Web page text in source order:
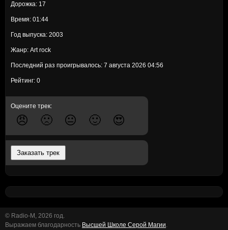
Дорожка: 17
Время: 01:44
Год выпуска: 2003
Жанр: Art rock
Последний раз проигрывалось: 7 августа 2026 04:56
Рейтинг: 0
Оцените трек:
😠 🙁 😐 🙂 😍
Заказать трек
© Radio-M, 2026 год.
Выражаем благодарность Высшей Школе Серой Магии.